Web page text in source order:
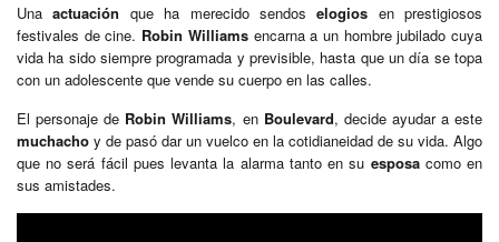
Unaactuación que ha merecido sendoselogios en prestigiosos
festivales de cine. Robin Williamsencarna a un hombre jubilado cuya
vida ha sido siempre programada y previsible, hasta que un día se topa
con un adolescente que vende su cuerpo en las calles.
El personaje de Robin Williams, en Boulevard, decide ayudar a este
muchacho y de pasó dar un vuelco en la cotidianeidad de su vida. Algo
que no será fácil pues levanta la alarma tanto en su esposacomo en
sus amistades.